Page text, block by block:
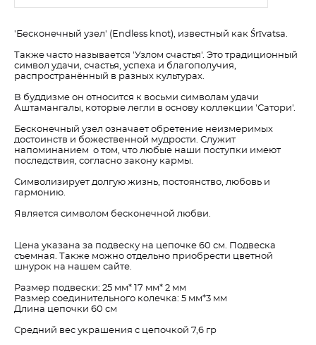
'Бесконечный узел' (Endless knot), известный как Śrīvatsa.
Также часто называется 'Узлом счастья'. Это традиционный
символ удачи, счастья, успеха и благополучия,
распространённый в разных культурах.
В буддизме он относится к восьми символам удачи
Аштамангалы, которые легли в основу коллекции 'Сатори'.
Бесконечный узел означает обретение неизмеримых
достоинств и божественной мудрости. Служит
напоминанием о том, что любые наши поступки имеют
последствия, согласно закону кармы.
Символизирует долгую жизнь, постоянство, любовь и
гармонию.
Является символом бесконечной любви.
Цена указана за подвеску на цепочке 60 см. Подвеска
съемная. Также можно отдельно приобрести цветной
шнурок на нашем сайте.
Размер подвески: 25 мм* 17 мм* 2 мм
Размер соединительного колечка: 5 мм*3 мм
Длина цепочки 60 см
Средний вес украшения с цепочкой 7,6 гр